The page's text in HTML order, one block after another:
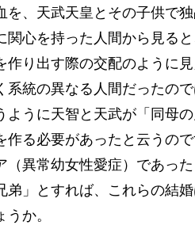
を、天武天皇とその子供で
関心を持った人間から見る
作り出す際の交配のように
統の異なる人間だったので
ように天智と天武が「同母
る必要があったと云うので
（異常幼女性愛症）であった
弟」とすれば、これらの結
か。